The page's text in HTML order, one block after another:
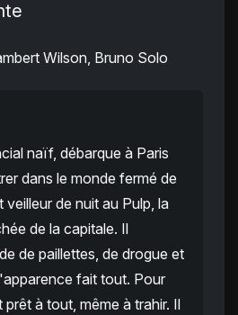
Wilson, Bruno Solo
naïf, débarque à Paris
dans le monde fermé de
veilleur de nuit au Pulp, la
de la capitale. Il
de paillettes, de drogue et
fait tout. Pour
à tout, même à trahir. Il